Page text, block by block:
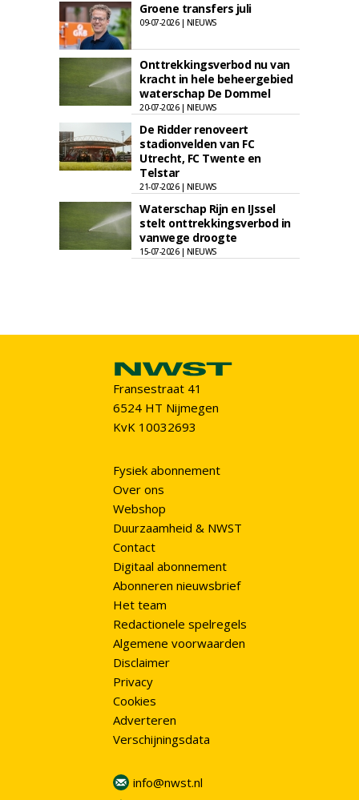
Groene transfers juli
09-07-2026 | NIEUWS
Onttrekkingsverbod nu van
kracht in hele beheergebied
waterschap De Dommel
20-07-2026 | NIEUWS
De Ridder renoveert
stadionvelden van FC
Utrecht, FC Twente en
Telstar
21-07-2026 | NIEUWS
Waterschap Rijn en IJssel
stelt onttrekkingsverbod in
vanwege droogte
15-07-2026 | NIEUWS
Fransestraat 41
6524 HT Nijmegen
KvK 10032693
Fysiek abonnement
Over ons
Webshop
Duurzaamheid & NWST
Contact
Digitaal abonnement
Abonneren nieuwsbrief
Het team
Redactionele spelregels
Algemene voorwaarden
Disclaimer
Privacy
Cookies
Adverteren
Verschijningsdata
info@nwst.nl